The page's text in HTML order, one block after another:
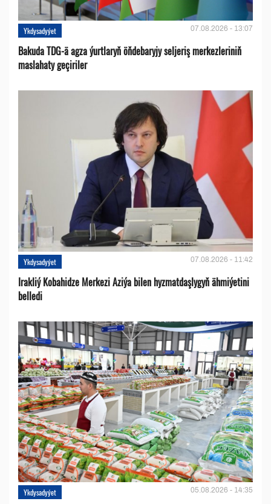
Ykdysadyýet 07.08.2026 - 13:07
Bakuda TDG-ä agza ýurtlaryň öňdebaryjy seljeriş merkezleriniň
maslahaty geçiriler
Ykdysadyýet 07.08.2026 - 11:42
Irakliý Kobahidze Merkezi Aziýa bilen hyzmatdaşlygyň ähmiýetini
belledi
Ykdysadyýet 05.08.2026 - 14:35